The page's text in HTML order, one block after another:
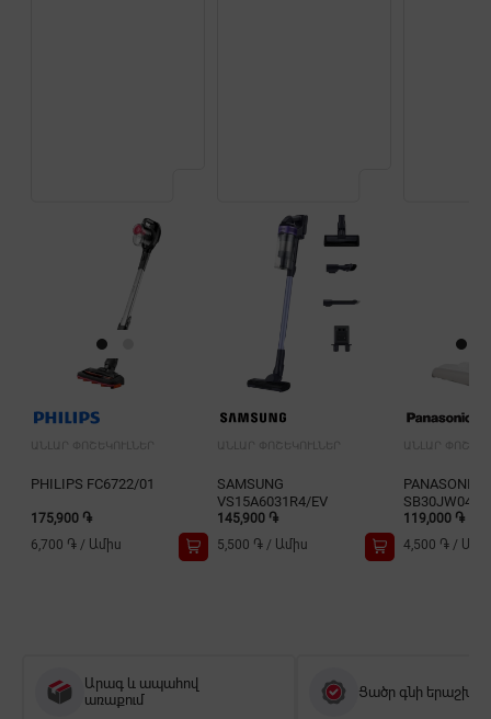
ԱՆԼԱՐ ՓՈՇԵԿՈՒԼՆԵՐ
PHILIPS FC6722/01
175,900 ֏
6,700 ֏ / Ամիս
ԱՆԼԱՐ ՓՈՇԵԿՈՒԼՆԵՐ
SAMSUNG
VS15A6031R4/EV
145,900 ֏
5,500 ֏ / Ամիս
ԱՆԼԱՐ
PANASONIC
SB30JW049
119,000 ֏
4,500 ֏ /
Արագ և ապահով
առաքում
Ցածր գնի երաշխիք